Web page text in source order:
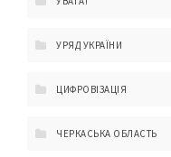
УРЯД УКРАЇНИ
ЦИФРОВІЗАЦІЯ
ЧЕРКАСЬКА ОБЛАСТЬ